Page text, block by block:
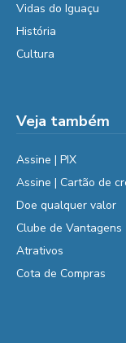
Vidas do Iguaçu
História
Cultura
Veja também
Assine | PIX
Assine | Cartão de
Doe qualquer valor
Clube de Vantagens
Atrativos
Cota de Compras